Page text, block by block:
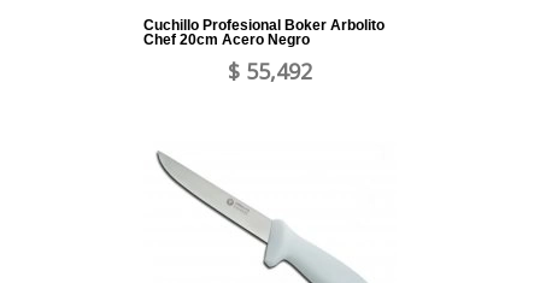
Cuchillo Profesional Boker Arbolito
Chef 20cm Acero Negro
$ 55,492